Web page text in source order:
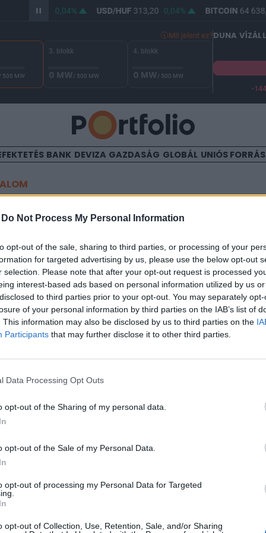
Do Not Process My Personal Information
opt-out of the sale, sharing to third parties, or processing of your
for targeted advertising by us, please use the below opt-out
selection. Please note that after your opt-out request is processed
interest-based ads based on personal information utilized by us
to third parties prior to your opt-out. You may separately
of your personal information by third parties on the IAB’s list of
This information may also be disclosed by us to third parties on the
Participants that may further disclose it to other third parties.
Data Processing Opt Outs
opt-out of the Sharing of my personal data.
opt-out of the Sale of my Personal Data.
opt-out of processing my Personal Data for Targeted
opt-out of Collection, Use, Retention, Sale, and/or Sharing
361,89 0,04% USD/HUF313,20 0,04% BITCOIN64
Mit jelent ez?
/ 500 MW
3. blokk
0 MW/ 500 MW
4. blokk
0 MW/ 500 MW
DUNA
-
BANK DEVIZA GAZDASÁG GLOBÁL UNIÓS
25 mrd USD
- nemzetközi
minisztérium közlése szerint 2003-ban az orosz
25 mrd USD volt. A szektor árbevétele 70.1 mrd
szerint az orosz olajcégek összesített beruházásai tavaly 7
infrastruktúra bővítése, mely magában foglal új tengeri
építését is (távol-keleti...
portfolio.hu hírarchívumához tartozik, melynek olvasása
cikkarchívum